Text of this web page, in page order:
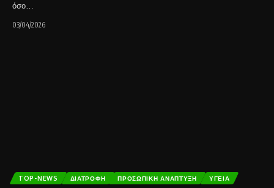
όσο…
03/04/2026
TOP-NEWS ΔΙΑΤΡΟΦΉ ΠΡΟΣΩΠΙΚΉ ΑΝΆΠΤΥΞΗ ΥΓΕΊΑ